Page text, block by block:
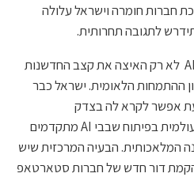
חברות חומרה וישראל עלולה
לתגובה תחרותית.
לסיכום ניתן לומר כי מהפכת ה-AI לא רק האיצה את קצב החדשנות
ההתמחות הלאומית. ישראל כבר
אפשר לקרא לה בצדק
"סמיקונדקטור ניישן", מעצמה עולמית בפיתוח שבבי AI מתקדמים
המלאכותית. הבעיה המרכזית שיש
דור חדש של חברות סטארטאפ